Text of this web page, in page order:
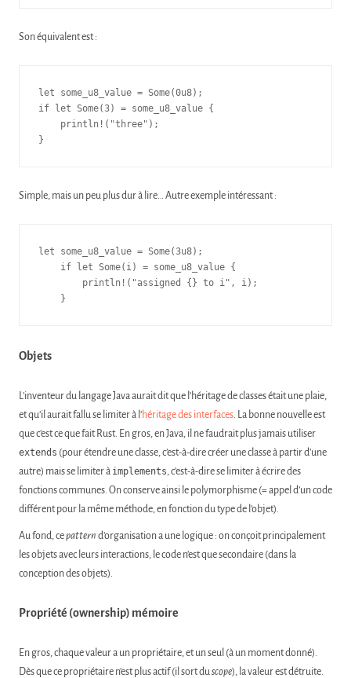
Son équivalent est :
let some_u8_value = Some(0u8);
if let Some(3) = some_u8_value {
}
Simple, mais un peu plus dur à lire… Autre exemple intéressant :
let some_u8_value = Some(3u8);
    }
Objets
L’inventeur du langage Java aurait dit que l’héritage de classes était une plaie,
et qu’il aurait fallu se limiter à l’héritage des interfaces. La bonne nouvelle est
que c’est ce que fait Rust. En gros, en Java, il ne faudrait plus jamais utiliser
extends (pour étendre une classe, c’est-à-dire créer une classe à partir d’une
autre) mais se limiter à implements, c’est-à-dire se limiter à écrire des
fonctions communes. On conserve ainsi le polymorphisme (= appel d’un code
différent pour la même méthode, en fonction du type de l’objet).
Au fond, cepattern d’organisation a une logique : on conçoit principalement
les objets avec leurs interactions, le code n’est que secondaire (dans la
conception des objets).
Propriété (ownership) mémoire
En gros, chaque valeur a un propriétaire, et un seul (à un moment donné).
Dès que ce propriétaire n’est plus actif (il sort duscope), la valeur est détruite.